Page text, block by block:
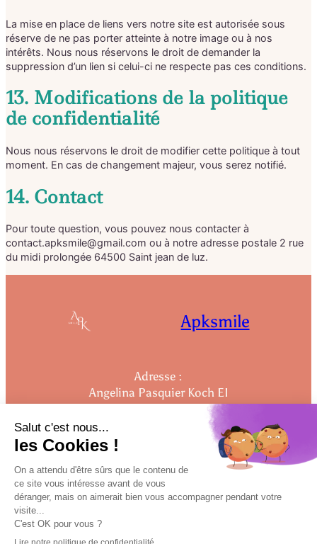
La mise en place de liens vers notre site est autorisée sous
réserve de ne pas porter atteinte à notre image ou à nos
intérêts. Nous nous réservons le droit de demander la
suppression d’un lien si celui-ci ne respecte pas ces conditions.
13. Modifications de la politique
de confidentialité
Nous nous réservons le droit de modifier cette politique à tout
moment. En cas de changement majeur, vous serez notifié.
14. Contact
Pour toute question, vous pouvez nous contacter à
contact.apksmile@gmail.com ou à notre adresse postale 2 rue
du midi prolongée 64500 Saint jean de luz.
Apksmile
Adresse :
Angelina Pasquier Koch EI
2 rue du midi prolongée
64500 Saint-Jean-de-Luz
Nous suivre sur les réseaux :
Instagram
Facebook
LinkedIn